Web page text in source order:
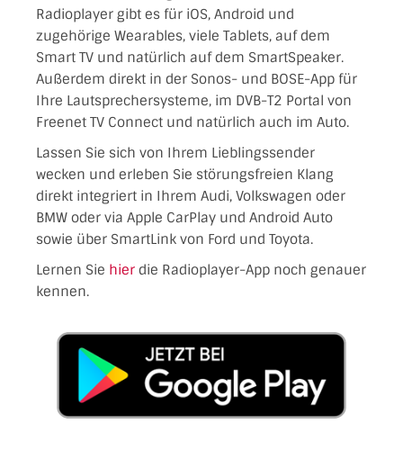
Radioplayer gibt es für iOS, Android und
zugehörige Wearables, viele Tablets, auf dem
Smart TV und natürlich auf dem SmartSpeaker.
Außerdem direkt in der Sonos- und BOSE-App für
Ihre Lautsprechersysteme, im DVB-T2 Portal von
Freenet TV Connect und natürlich auch im Auto.
Lassen Sie sich von Ihrem Lieblingssender
wecken und erleben Sie störungsfreien Klang
direkt integriert in Ihrem Audi, Volkswagen oder
BMW oder via Apple CarPlay und Android Auto
sowie über SmartLink von Ford und Toyota.
Lernen Sie hier die Radioplayer-App noch genauer
kennen.